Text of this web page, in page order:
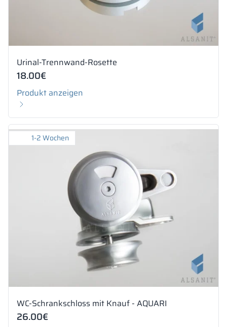
Urinal-Trennwand-Rosette
18.00€
Produkt anzeigen
1-2 Wochen
WC-Schrankschloss mit Knauf - AQUARI
26.00€